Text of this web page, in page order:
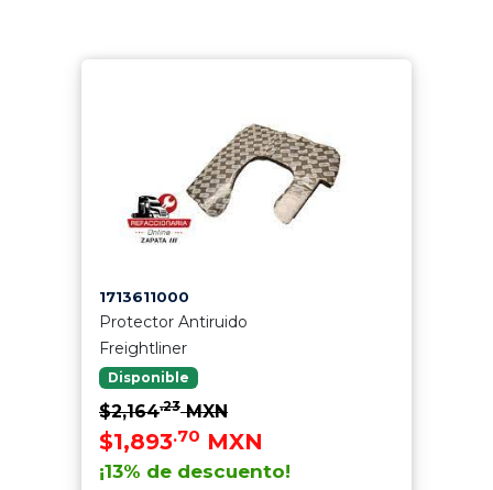
1713611000
Protector Antiruido
Freightliner
Disponible
$2,164.23MXN
$1,893.70 MXN
¡13% de descuento!